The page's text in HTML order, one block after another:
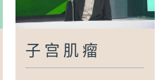
子宫肌瘤